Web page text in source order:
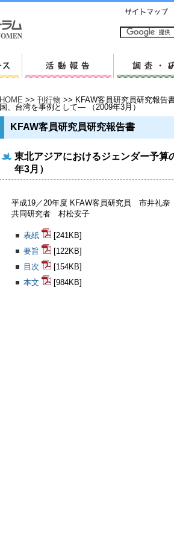
HOME >> 刊行物 >> KFAW客員研究員研究報告
国、台湾を事例として― （2009年3月）
KFAW客員研究員研究報告書
東北アジアにおけるジェンダー予
年3月）
平成19／20年度 KFAW客員研究員 市井礼奈
共同研究者 村松安子
表紙
[241KB]
要旨
[122KB]
目次
[154KB]
本文
[984KB]